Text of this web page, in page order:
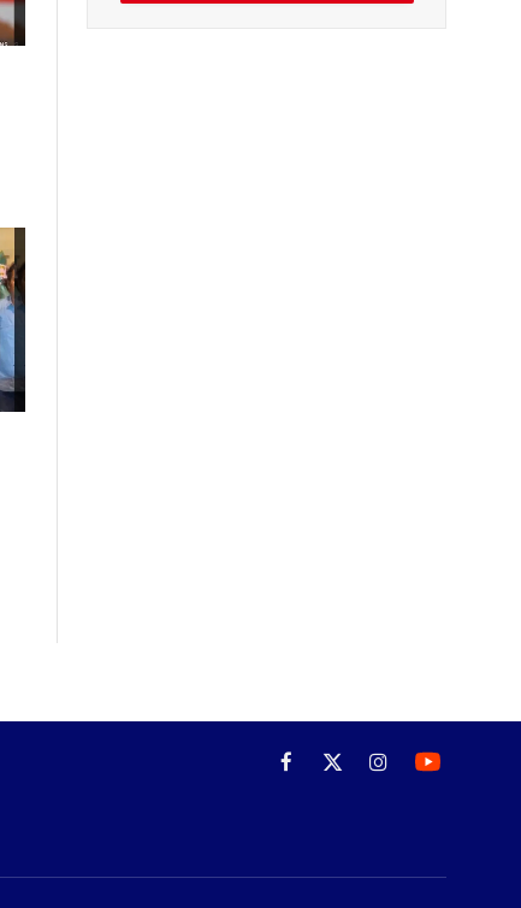
Facebook
X
Instagram